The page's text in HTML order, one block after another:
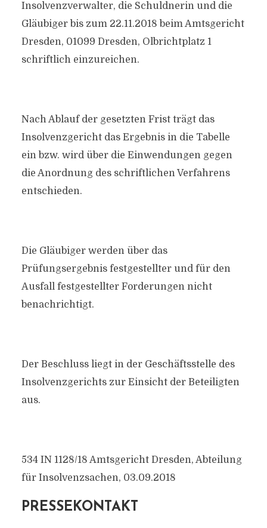
Insolvenzverwalter, die Schuldnerin und die
Gläubiger bis zum 22.11.2018 beim Amtsgericht
Dresden, 01099 Dresden, Olbrichtplatz 1
schriftlich einzureichen.
Nach Ablauf der gesetzten Frist trägt das
Insolvenzgericht das Ergebnis in die Tabelle
ein bzw. wird über die Einwendungen gegen
die Anordnung des schriftlichen Verfahrens
entschieden.
Die Gläubiger werden über das
Prüfungsergebnis festgestellter und für den
Ausfall festgestellter Forderungen nicht
benachrichtigt.
Der Beschluss liegt in der Geschäftsstelle des
Insolvenzgerichts zur Einsicht der Beteiligten
aus.
534 IN 1128/18 Amtsgericht Dresden, Abteilung
für Insolvenzsachen, 03.09.2018
PRESSEKONTAKT